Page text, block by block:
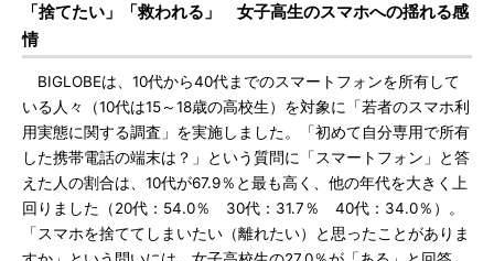
「捨てたい」「救われる」 女子高生のスマホへの揺れる感
情
BIGLOBEは、10代から40代までのスマートフォンを所有して
いる人々（10代は15～18歳の高校生）を対象に「若者のスマホ利
用実態に関する調査」を実施しました。「初めて自分専用で所有
した携帯電話の端末は？」という質問に「スマートフォン」と答
えた人の割合は、10代が67.9％と最も高く、他の年代を大きく上
回りました（20代：54.0％ 30代：31.7％ 40代：34.0％）。
「スマホを捨ててしまいたい（離れたい）と思ったことがありま